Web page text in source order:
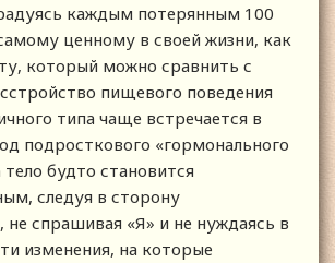
каждым потерянным 100
ценному в своей жизни, как
который можно сравнить с
пищевого поведения
типа чаще встречается в
подросткового «гормонального
будто становится
следуя в сторону
не спрашивая «Я» и не нуждаясь в
изменения, на которые